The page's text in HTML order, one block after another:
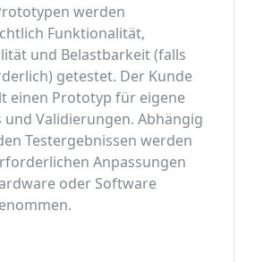
werden
Funktionalität,
und Belastbarkeit (falls
getestet. Der Kunde
einen Prototyp für eigene
und Validierungen. Abhängig
Testergebnissen werden
Anpassungen
oder Software